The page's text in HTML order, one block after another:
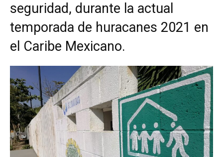
seguridad, durante la actual
temporada de huracanes 2021 en
el Caribe Mexicano.